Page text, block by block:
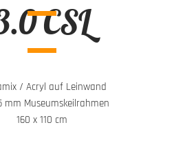
CSL
/ Acryl auf Leinwand
mm Museumskeilrahmen
160 x 110 cm